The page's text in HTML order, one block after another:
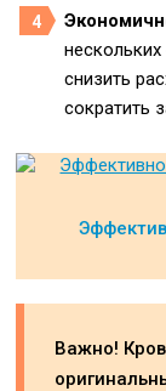
снизить
сократить
Важно!